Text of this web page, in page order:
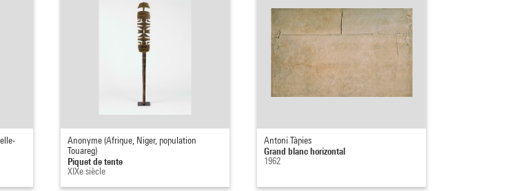
Anonyme (Afrique, Niger, population
Touareg)
Piquet de tente
XIXe siècle
Antoni Tàpies
Grand blanc horizontal
1962